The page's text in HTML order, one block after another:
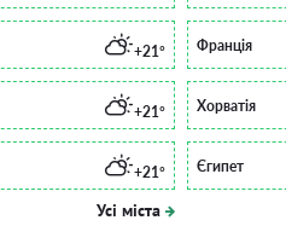
+21°
+21°
+21°
Усі міста
Франція
Хорватія
Єгипет